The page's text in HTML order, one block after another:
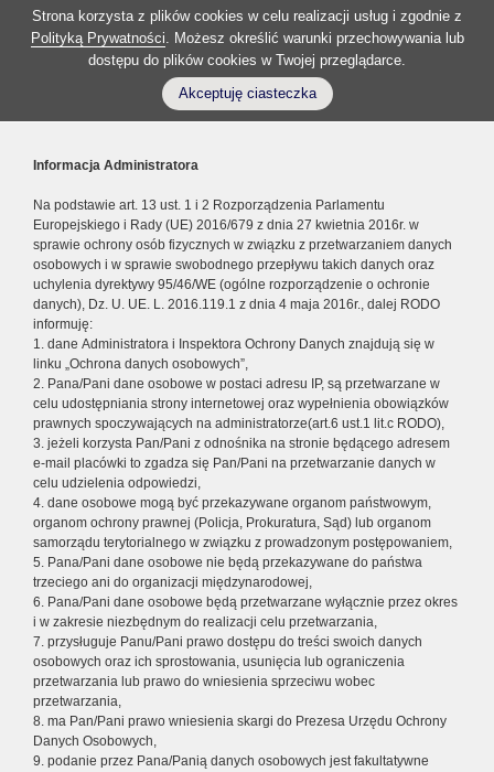
Strona korzysta z plików cookies w celu realizacji usług i zgodnie z
Polityką Prywatności. Możesz określić warunki przechowywania lub
dostępu do plików cookies w Twojej przeglądarce.
Akceptuję ciasteczka
Informacja Administratora
Na podstawie art. 13 ust. 1 i 2 Rozporządzenia Parlamentu
Europejskiego i Rady (UE) 2016/679 z dnia 27 kwietnia 2016r. w
sprawie ochrony osób fizycznych w związku z przetwarzaniem danych
osobowych i w sprawie swobodnego przepływu takich danych oraz
uchylenia dyrektywy 95/46/WE (ogólne rozporządzenie o ochronie
danych), Dz. U. UE. L. 2016.119.1 z dnia 4 maja 2016r., dalej RODO
informuję:
1. dane Administratora i Inspektora Ochrony Danych znajdują się w
linku „Ochrona danych osobowych”,
2. Pana/Pani dane osobowe w postaci adresu IP, są przetwarzane w
celu udostępniania strony internetowej oraz wypełnienia obowiązków
prawnych spoczywających na administratorze(art.6 ust.1 lit.c RODO),
3. jeżeli korzysta Pan/Pani z odnośnika na stronie będącego adresem
e-mail placówki to zgadza się Pan/Pani na przetwarzanie danych w
celu udzielenia odpowiedzi,
4. dane osobowe mogą być przekazywane organom państwowym,
organom ochrony prawnej (Policja, Prokuratura, Sąd) lub organom
samorządu terytorialnego w związku z prowadzonym postępowaniem,
5. Pana/Pani dane osobowe nie będą przekazywane do państwa
trzeciego ani do organizacji międzynarodowej,
6. Pana/Pani dane osobowe będą przetwarzane wyłącznie przez okres
i w zakresie niezbędnym do realizacji celu przetwarzania,
7. przysługuje Panu/Pani prawo dostępu do treści swoich danych
osobowych oraz ich sprostowania, usunięcia lub ograniczenia
przetwarzania lub prawo do wniesienia sprzeciwu wobec
przetwarzania,
8. ma Pan/Pani prawo wniesienia skargi do Prezesa Urzędu Ochrony
Danych Osobowych,
9. podanie przez Pana/Panią danych osobowych jest fakultatywne